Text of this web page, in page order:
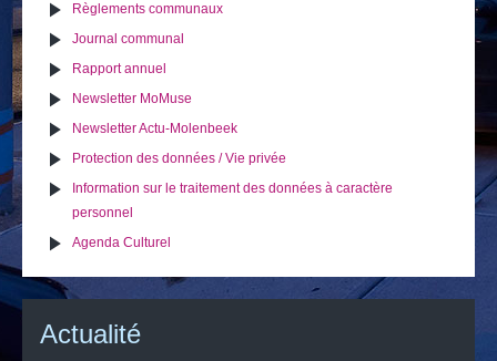
Règlements communaux
Journal communal
Rapport annuel
Newsletter MoMuse
Newsletter Actu-Molenbeek
Protection des données / Vie privée
Information sur le traitement des données à caractère
personnel
Agenda Culturel
Actualité